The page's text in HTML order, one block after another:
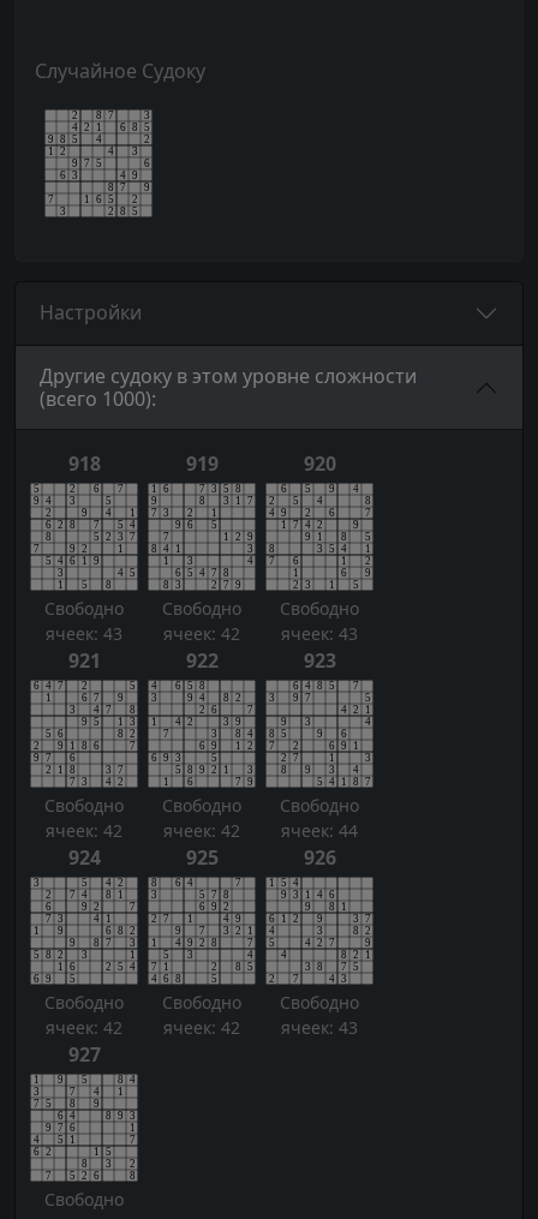
Случайное Судоку
Настройки
Другие судоку в этом уровне сложности
(всего 1000):
918
Свободно
ячеек: 43
919
Свободно
ячеек: 42
920
Свободно
ячеек: 43
921
Свободно
ячеек: 42
922
Свободно
ячеек: 42
923
Свободно
ячеек: 44
924
Свободно
ячеек: 42
925
Свободно
ячеек: 42
926
Свободно
ячеек: 43
927
Свободно